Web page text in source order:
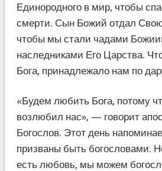
Единородного в мир, чтобы
смерти. Сын Божий отдал
чтобы мы стали чадами
наследниками Его Царства.
Бога, принадлежало нам по
«Будем любить Бога, потому
возлюбил нас», — говорит
Богослов. Этот день
призваны быть богословами.
есть любовь, мы можем